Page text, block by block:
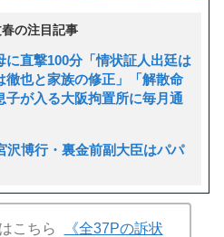
の注目記事
に直撃100分「情状証人出廷は
徹也と家族の修正」「解散命
子が入る大阪拘置所に毎月通
沢博行・裏金前副大臣はパパ
こちら
《全37Pの訴状